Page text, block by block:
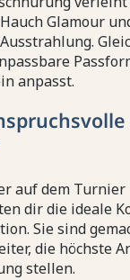
Glamour
anpasst.
auf dem Turnier
dir die ideale
Sie sind
die höchste
stellen.